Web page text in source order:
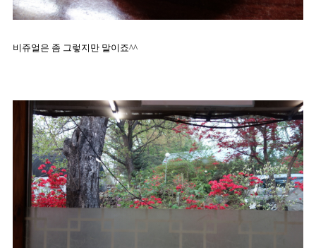
비쥬얼은 좀 그렇지만 말이죠^^